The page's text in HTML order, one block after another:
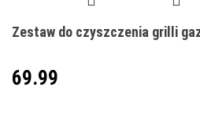
Zestaw do czyszczenia grilli
69.99